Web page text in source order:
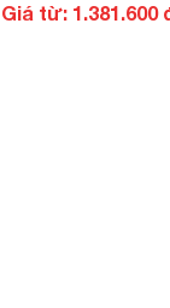
Giá từ: 1.381.600